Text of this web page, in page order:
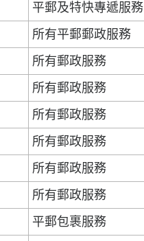
平郵及特快專遞服務
所有平郵郵政服務
所有郵政服務
所有郵政服務
所有郵政服務
所有郵政服務
所有郵政服務
所有郵政服務
平郵包裹服務